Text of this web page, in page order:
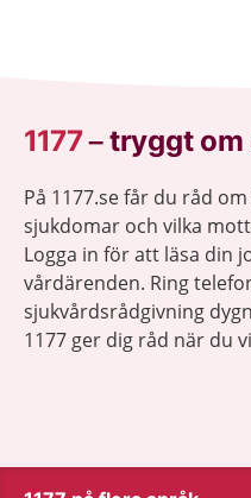
1177–tryggt om
På 1177.se får du råd
sjukdomar och vilka
Logga in för att läsa din
vårdärenden. Ring
sjukvårdsrådgivning
1177 ger dig råd när du